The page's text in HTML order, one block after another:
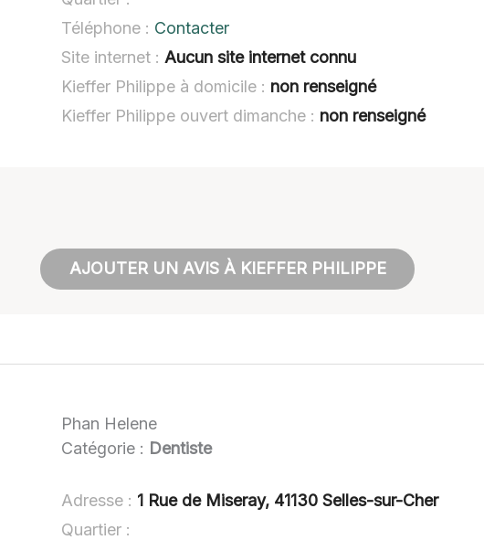
Téléphone : Contacter
Site internet : Aucun site internet connu
Kieffer Philippe à domicile : non renseigné
Kieffer Philippe ouvert dimanche : non renseigné
AJOUTER UN AVIS À KIEFFER PHILIPPE
Phan Helene
Catégorie : Dentiste
Adresse : 1 Rue de Miseray, 41130 Selles-sur-Cher
Quartier :